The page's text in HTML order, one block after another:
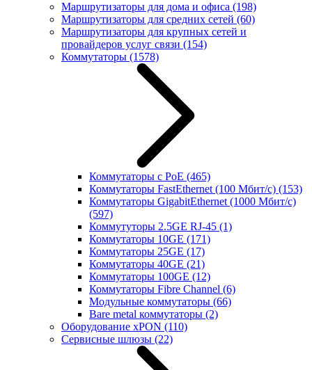
Маршрутизаторы для дома и офиса (198)
Маршрутизаторы для средних сетей (60)
Маршрутизаторы для крупных сетей и
провайдеров услуг связи (154)
Коммутаторы (1578)
Коммутаторы с PoE (465)
Коммутаторы FastEthernet (100 Мбит/с) (153)
Коммутаторы GigabitEthernet (1000 Мбит/с)
(597)
Коммутуторы 2.5GE RJ-45 (1)
Коммутаторы 10GE (171)
Коммутаторы 25GE (17)
Коммутаторы 40GE (21)
Коммутаторы 100GE (12)
Коммутаторы Fibre Channel (6)
Модульные коммутаторы (66)
Bare metal коммутаторы (2)
Оборудование xPON (110)
Сервисные шлюзы (22)